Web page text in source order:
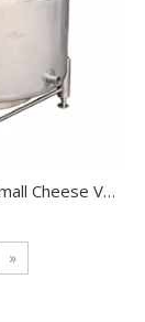
Cheese Vat
»